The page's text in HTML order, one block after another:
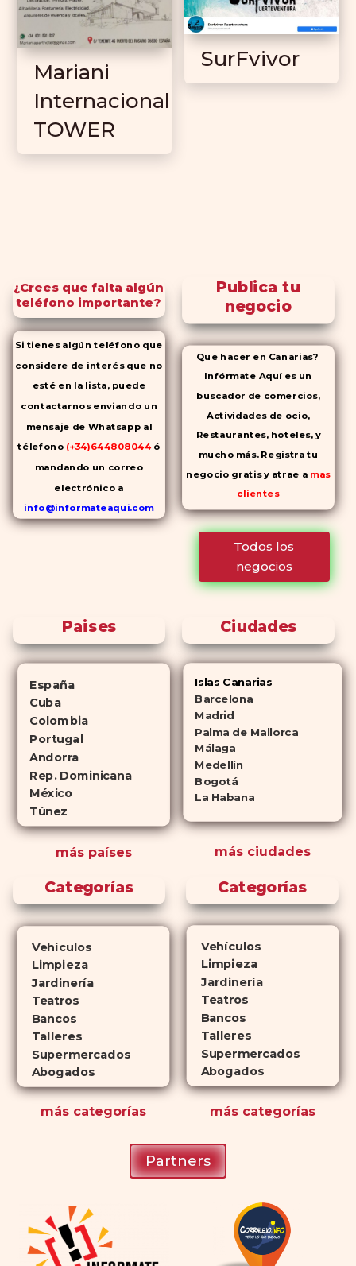
Mariani
Internacional
TOWER
SurFvivor
¿Crees que falta algún
teléfono importante?
Si tienes algún teléfono que
considere de interés que no
esté en la lista, puede
contactarnos enviando un
mensaje de Whatsapp al
télefono (+34)644808044 ó
mandando un correo
electrónico a
info@informateaqui.com
Mientras que antes la
cambio de los tiempos ha
permitido la producción de
alternativas genéricas tanto a
Cialis como a
respectivamente) que se
consideran tan rentables e igual
de eficaces que su homólogo de
marca. En su mayor parte,
ambos medicamentos funcionan
de la misma manera y tienen
perfiles de efectos secundarios
diferencia? El tiempo.comprar
Cialisejerce sus efectos hasta 4
veces más tiempo que Viagra, lo
atractiva para quienes no desean
planificar sus actividades
románticas con antelación.
Publica tu
negocio
Que hacer en Canarias?
Infórmate Aquí es un
buscador de comercios,
Actividades de ocio,
Restaurantes, hoteles, y
mucho más. Registra tu
negocio gratis y atrae a mas
clientes
Todos los
negocios
Paises
España
Cuba
Colombia
Portugal
Andorra
Rep. Dominicana
México
Túnez
más países
Ciudades
Islas Canarias
Barcelona
Madrid
Palma de Mallorca
Málaga
Medellín
Bogotá
La Habana
más ciudades
Categorías
Vehículos
Limpieza
Jardinería
Teatros
Bancos
Talleres
Supermercados
Abogados
más categorías
Categorías
Vehículos
Limpieza
Jardinería
Teatros
Bancos
Talleres
Supermercados
Abogados
máscategorías
Partners